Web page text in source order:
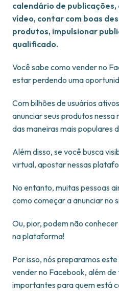
calendário de
vídeo, contar com boas
produtos, impulsionar
qualificado.
Você sabe como vender no
estar perdendo uma
Com bilhões de usuários
anunciar seus produtos nessa
das maneiras mais populares
Além disso, se você busca
virtual, apostar nessas
No entanto, muitas pessoas
como começar a anunciar no
Ou, pior, podem não
na plataforma!
Por isso, nós preparamos
vender no Facebook, além
importantes para quem está